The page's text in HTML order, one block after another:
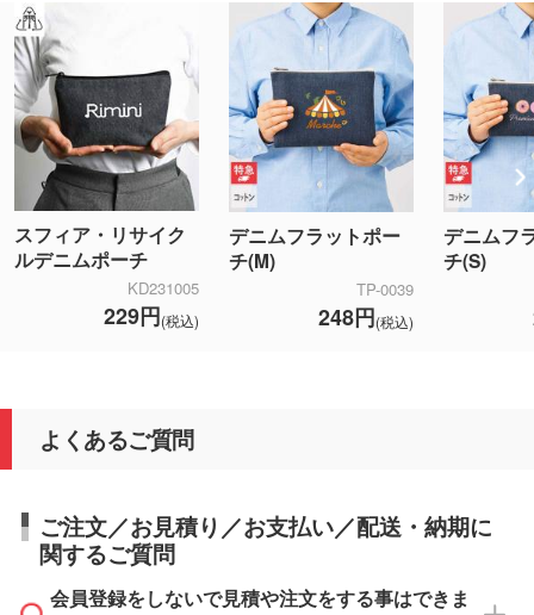
スフィア・リサイク
ルデニムポーチ
KD231005
229円(税込)
デニムフラットポー
チ(M)
TP-0039
248円(税込)
デニムフ
チ(S)
よくあるご質問
ご注文／お見積り／お支払い／配送・納期に
関するご質問
会員登録をしないで見積や注文をする事はできま